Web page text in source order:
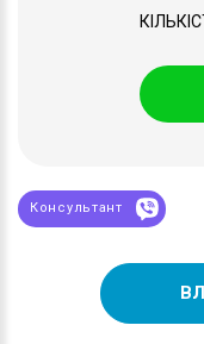
Консультант